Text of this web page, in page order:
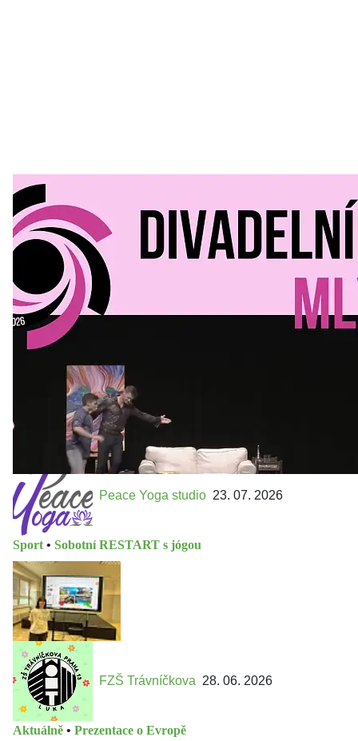
Divadelní Mlýn 30. 07. 2026
Kultura a volný čas
Divadelní mlýn. 15. až 18. října KD
MLEJN. Vstupenky již v prodeji.
Přijďte na přátelský festival divadla a inspirace 15. až 18.
října 2026 Vstupenky již v prodeji na GOOUT -
https://divadelnimlyn.cz/vstupenky Představ si čtyři dny
Peace Yoga studio 23. 07. 2026
Sport • Sobotní RESTART s jógou
FZŠ Trávníčkova 28. 06. 2026
Aktuálně • Prezentace o Evropě